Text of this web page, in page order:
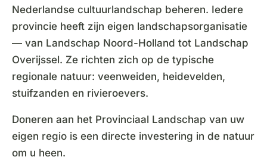
Nederlandse cultuurlandschap beheren. Iedere
provincie heeft zijn eigen landschapsorganisatie
— van Landschap Noord-Holland tot Landschap
Overijssel. Ze richten zich op de typische
regionale natuur: veenweiden, heidevelden,
stuifzanden en rivieroevers.
Doneren aan het Provinciaal Landschap van uw
eigen regio is een directe investering in de natuur
om u heen.